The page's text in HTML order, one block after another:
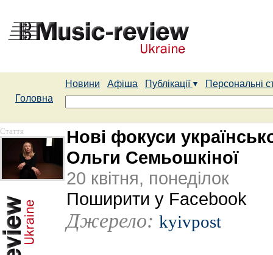
Новини Афіша Публікації
Персональні
Головна
Стаття
Нові фокуси
Ольги Семьошкіної
20 квітня, понеділок
Поширити у Facebook
Джерело: kyivpost